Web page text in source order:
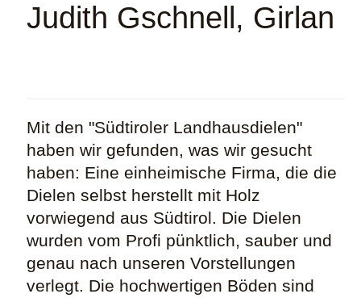
Judith Gschnell, Girlan
Mit den "Südtiroler Landhausdielen"
haben wir gefunden, was wir gesucht
haben: Eine einheimische Firma, die die
Dielen selbst herstellt mit Holz
vorwiegend aus Südtirol. Die Dielen
wurden vom Profi pünktlich, sauber und
genau nach unseren Vorstellungen
verlegt. Die hochwertigen Böden sind